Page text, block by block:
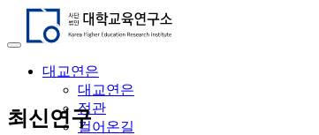
대교연은
대교연은
정관
걸어온길
최신연구